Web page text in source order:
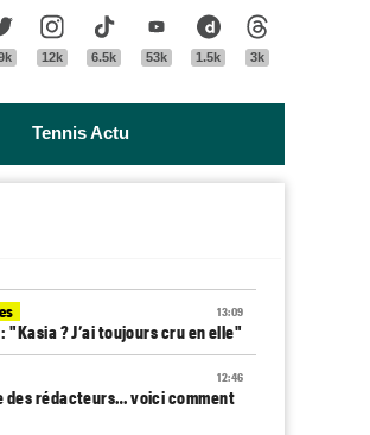
TwitterInstagram
12k
Tik Tok
6.5k
Youtube
53k
Dailymotion
1.5k 3k
Tennis Actu
13:09
"Kasia ? J’ai toujours cru en elle"
12:46
des rédacteurs… voici comment